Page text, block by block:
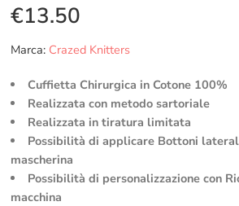
€13.50
Marca: Crazed Knitters
Cuffietta Chirurgica in Cotone 100%
Realizzata con metodo sartoriale
Realizzata in tiratura limitata
Possibilità di applicare Bottoni
mascherina
Possibilità di personalizzazione con
macchina